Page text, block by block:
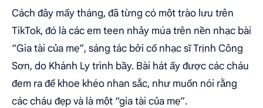
Cách đây mấy tháng, đã từng có một trào lưu trên
TikTok, đó là các em teen nhảy múa trên nền nhạc bài
“Gia tài của mẹ”, sáng tác bởi cố nhạc sĩ Trịnh Công
Sơn, do Khánh Ly trình bầy. Bài hát ấy được các cháu
đem ra để khoe khéo nhan sắc, như muốn nói rằng
các cháu đẹp và là một “gia tài của mẹ”.